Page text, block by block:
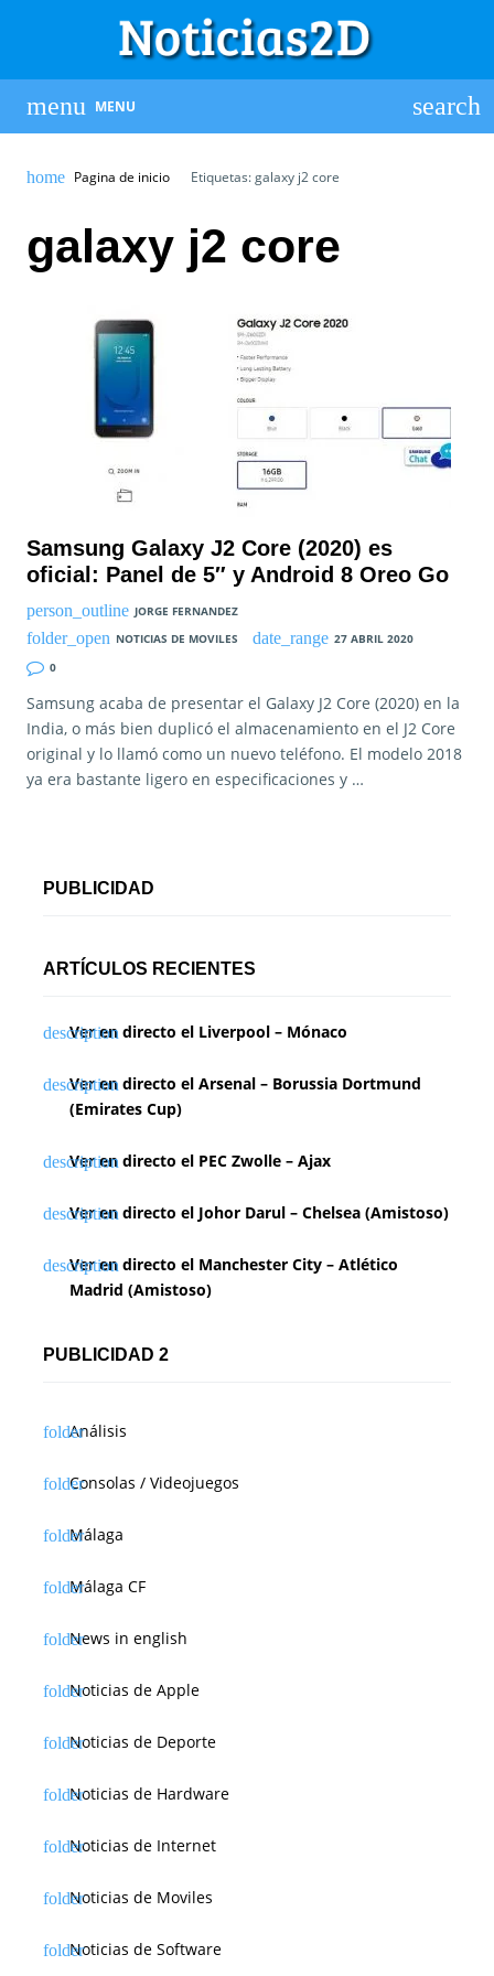
MENU
Pagina de inicio Etiquetas: galaxy j2 core
galaxy j2 core
Samsung Galaxy J2 Core (2020) es
oficial: Panel de 5″ y Android 8 Oreo Go
JORGE FERNANDEZ
NOTICIAS DE MOVILES
27 ABRIL 2020
0
Samsung acaba de presentar el Galaxy J2 Core (2020) en la
India, o más bien duplicó el almacenamiento en el J2 Core
original y lo llamó como un nuevo teléfono. El modelo 2018
ya era bastante ligero en especificaciones y …
PUBLICIDAD
ARTÍCULOS RECIENTES
Ver en directo el Liverpool – Mónaco
Ver en directo el Arsenal – Borussia Dortmund
(Emirates Cup)
Ver en directo el PEC Zwolle – Ajax
Ver en directo el Johor Darul – Chelsea (Amistoso)
Ver en directo el Manchester City – Atlético
Madrid (Amistoso)
PUBLICIDAD 2
Análisis
Consolas / Videojuegos
Málaga
Málaga CF
News in english
Noticias de Apple
Noticias de Deporte
Noticias de Hardware
Noticias de Internet
Noticias de Moviles
Noticias de Software